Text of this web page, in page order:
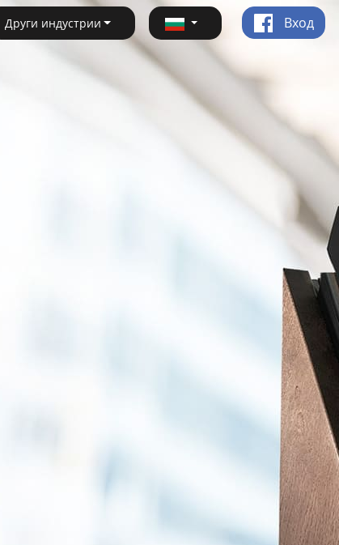
Други индустрии Вход